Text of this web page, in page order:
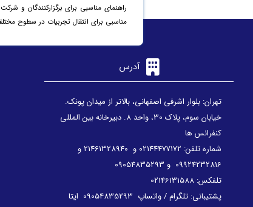
راهنمای مناسبی برای برگزارکنندگان و
مناسبی برای انتقال تجربیات در سطوح
آدرس
تهران: بلوار اشرفی اصفهانی، بالاتر از میدان پونک.
خیابان سوم، پلاک 30، واحد 8. دبیرخانه بین المللی
کنفرانس ها
شماره تلفن: 02144477172 و 21461328940 و
09924232816 و 09054835293
تلفکس: 02146131588
پشتیبانی: تلگرام / واتساپ 09054835293 ایتا